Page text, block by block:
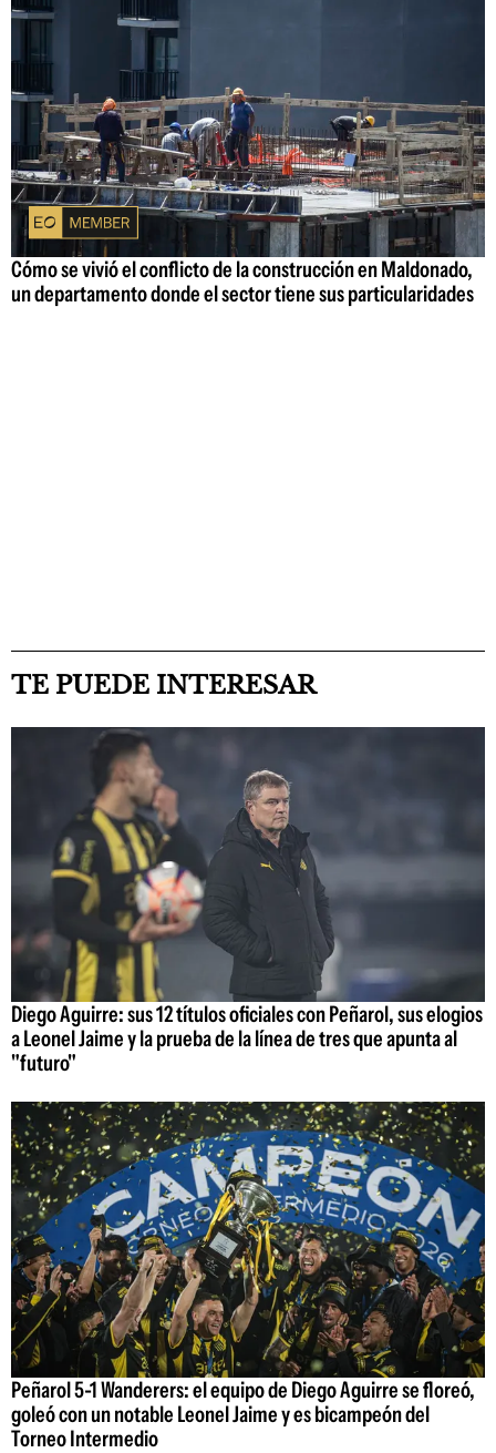
Cómo se vivió el conflicto de la construcción en Maldonado,
un departamento donde el sector tiene sus particularidades
TE PUEDE INTERESAR
Diego Aguirre: sus 12 títulos oficiales con Peñarol, sus elogios
a Leonel Jaime y la prueba de la línea de tres que apunta al
"futuro"
Peñarol 5-1 Wanderers: el equipo de Diego Aguirre se floreó,
goleó con un notable Leonel Jaime y es bicampeón del
Torneo Intermedio